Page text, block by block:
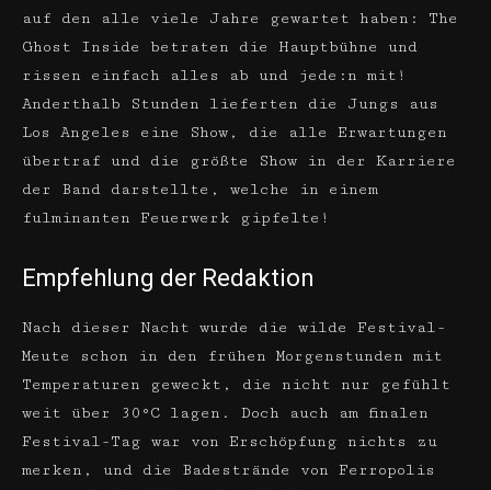
auf den alle viele Jahre gewartet haben: The
Ghost Inside betraten die Hauptbühne und
rissen einfach alles ab und jede:n mit!
Anderthalb Stunden lieferten die Jungs aus
Los Angeles eine Show, die alle Erwartungen
übertraf und die größte Show in der Karriere
der Band darstellte, welche in einem
fulminanten Feuerwerk gipfelte!
Empfehlung der Redaktion
Nach dieser Nacht wurde die wilde Festival-
Meute schon in den frühen Morgenstunden mit
Temperaturen geweckt, die nicht nur gefühlt
weit über 30°C lagen. Doch auch am finalen
Festival-Tag war von Erschöpfung nichts zu
merken, und die Badestrände von Ferropolis